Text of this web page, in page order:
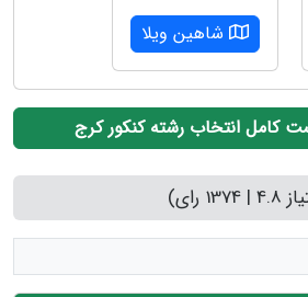
شاهین ویلا
کامل انتخاب رشته کنکور کرج
رای)